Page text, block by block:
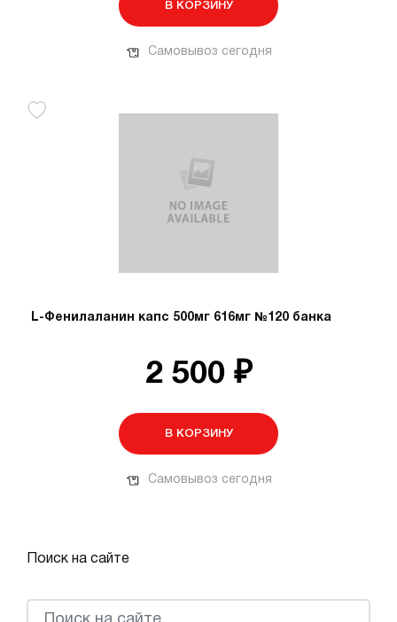
В КОРЗИНУ
Самовывоз сегодня
L-Фенилаланин капс 500мг 616мг №120 банка
2 500 ₽
В КОРЗИНУ
Самовывоз сегодня
Поиск на сайте